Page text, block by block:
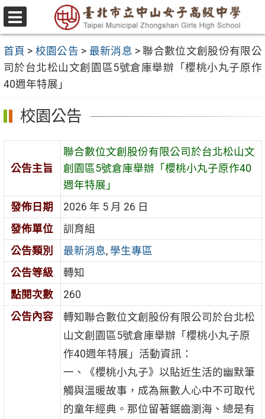
跳
至
要
內
容
區
選
單
首頁 > 校園公告 > 最新消息 >聯合數位文創股份有限公
司於台北松山文創園區5號倉庫舉辦「櫻桃小丸子原作
40週年特展」
校園公告
公告主旨
聯合數位文創股份有限公司於台北松山文
創園區5號倉庫舉辦「櫻桃小丸子原作40
週年特展」
發佈日期
2026 年 5 月 26 日
發佈單位
訓育組
公告類別
最新消息, 學生專區
公告等級
轉知
點閱次數
260
公告內容
轉知聯合數位文創股份有限公司於台北松
山文創園區5號倉庫舉辦「櫻桃小丸子原
作40週年特展」活動資訊：
一、《櫻桃小丸子》以貼近生活的幽默筆
觸與溫暖故事，成為無數人心中不可取代
的童年經典。那位留著鋸齒瀏海、總是有